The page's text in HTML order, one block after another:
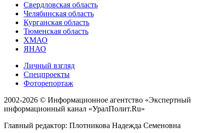
Свердловская область
Челябинская область
Курганская область
Тюменская область
ХМАО
ЯНАО
Личный взгляд
Спецпроекты
Фоторепортаж
2002-2026 © Информационное агентство «Экспертный
информационный канал «УралПолит.Ru»
Главный редактор: Плотникова Надежда Семеновна